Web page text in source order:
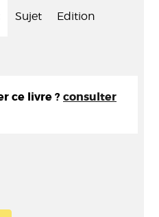
Sujet Edition
ce livre ? consulter